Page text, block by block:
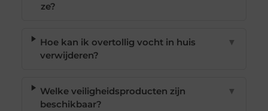
ze?
Hoe kan ik overtollig vocht in huis
verwijderen?
▼
Welke veiligheidsproducten zijn
beschikbaar?
▼